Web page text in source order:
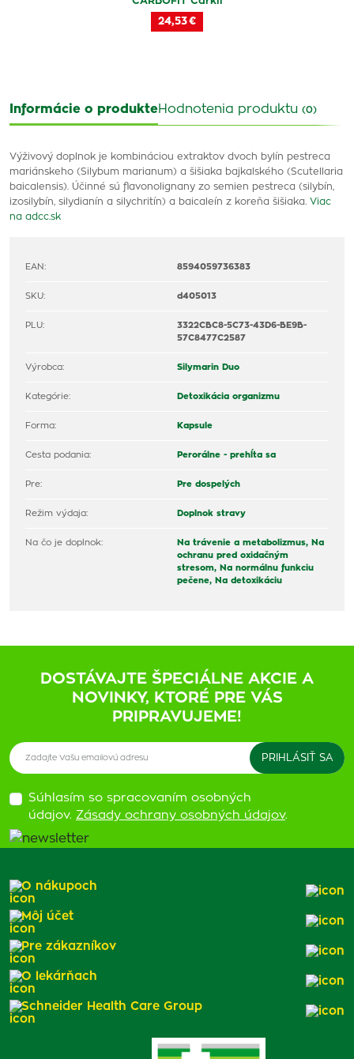
24,53 €
Informácie o produkteHodnotenia produktu (0)
Výživový doplnok je kombináciou extraktov dvoch bylín pestreca
mariánskeho (Silybum marianum) a šišiaka bajkalského (Scutellaria
baicalensis). Účinné sú flavonolignany zo semien pestreca (silybín,
izosilybín, silydianín a silychritín) a baicaleín z koreňa šišiaka. Viac
na adcc.sk
EAN: 8594059736383
SKU: d405013
PLU:
3322CBC8-5C73-43D6-BE9B-
57C8477C2587
Výrobca: Silymarin Duo
Kategórie: Detoxikácia organizmu
Forma: Kapsule
Cesta podania: Perorálne - prehĺta sa
Pre: Pre dospelých
Režim výdaja: Doplnok stravy
Na čo je doplnok: Na trávenie a metabolizmus, Na
ochranu pred oxidačným
stresom, Na normálnu funkciu
pečene, Na detoxikáciu
DOSTÁVAJTE ŠPECIÁLNE AKCIE A
NOVINKY, KTORÉ PRE VÁS
PRIPRAVUJEME!
Súhlasím so spracovaním osobných
údajov. Zásady ochrany osobných údajov.
O nákupoch
Môj účet
Pre zákazníkov
O lekárňach
Schneider Health Care Group